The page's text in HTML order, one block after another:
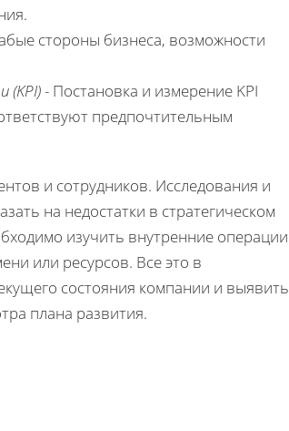
стороны бизнеса, возможности
(KPI)- Постановка и измерение KPI
предпочтительным
и сотрудников. Исследования и
на недостатки в стратегическом
изучить внутренние операции
или ресурсов. Все это в
состояния компании и выявить
плана развития.